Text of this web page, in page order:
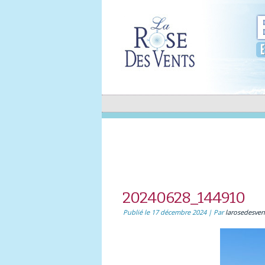
20240628_144910
Publié le 17 décembre 2024| Par